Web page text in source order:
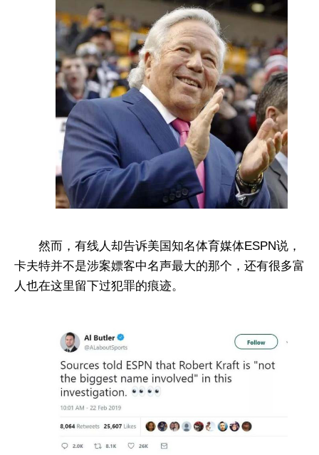
然而，有线人却告诉美国知名体育媒体ESPN说，
卡夫特并不是涉案嫖客中名声最大的那个，还有很多富
人也在这里留下过犯罪的痕迹。